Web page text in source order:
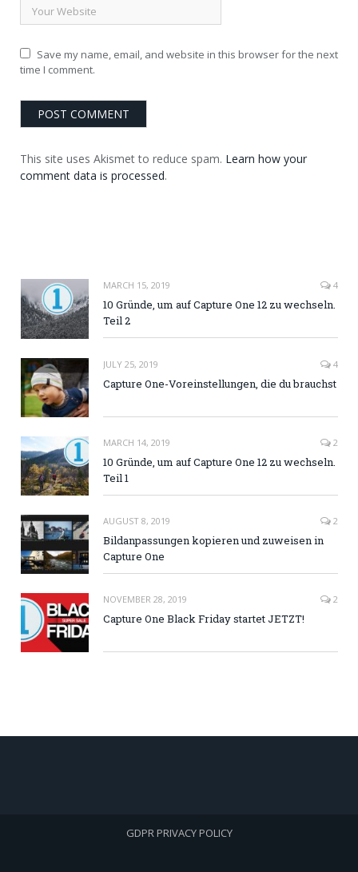
Save my name, email, and website in this browser for the next
time I comment.
This site uses Akismet to reduce spam. Learn how your
comment data is processed.
MARCH 15, 2019 4
10 Gründe, um auf Capture One 12 zu wechseln.
Teil 2
JULY 25, 2019 4
Capture One-Voreinstellungen, die du brauchst
MARCH 14, 2019 2
10 Gründe, um auf Capture One 12 zu wechseln.
Teil 1
AUGUST 8, 2019 2
Bildanpassungen kopieren und zuweisen in
Capture One
NOVEMBER 28, 2019 2
Capture One Black Friday startet JETZT!
GDPR PRIVACY POLICY